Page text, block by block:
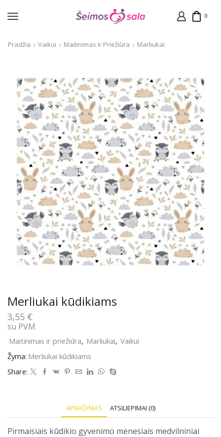
0
Pradžia Vaikui Maitinimas Ir Priežiūra Marliukai
Merliukai kūdikiams
3,55 €
su PVM
Maitinimas ir priežiūra, Marliukai, Vaikui
Žyma: Merliukai kūdikiams
Share:
APRAŠYMAS ATSILIEPIMAI (0)
Pirmaisiais kūdikio gyvenimo mėnesiais medvilniniai